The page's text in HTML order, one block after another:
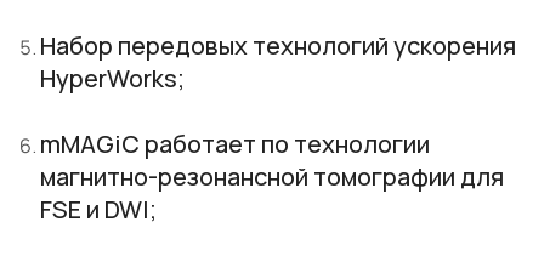
Набор передовых технологий ускорения
HyperWorks;
mMAGiC работает по технологии
магнитно-резонансной томографии для
FSE и DWI;